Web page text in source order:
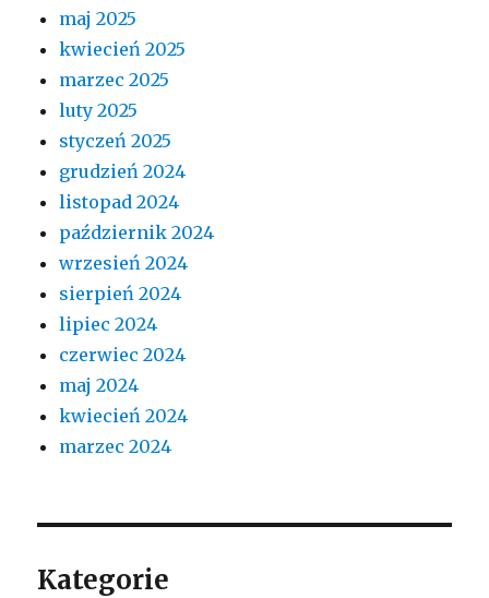
maj 2025
kwiecień 2025
marzec 2025
luty 2025
styczeń 2025
grudzień 2024
listopad 2024
październik 2024
wrzesień 2024
sierpień 2024
lipiec 2024
czerwiec 2024
maj 2024
kwiecień 2024
marzec 2024
Kategorie